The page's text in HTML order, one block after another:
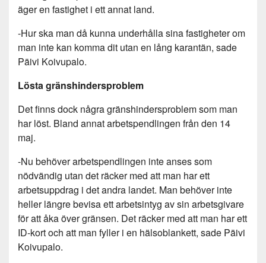
äger en fastighet i ett annat land.
-Hur ska man då kunna underhålla sina fastigheter om
man inte kan komma dit utan en lång karantän, sade
Päivi Koivupalo.
Lösta gränshindersproblem
Det finns dock några gränshindersproblem som man
har löst. Bland annat arbetspendlingen från den 14
maj.
-Nu behöver arbetspendlingen inte anses som
nödvändig utan det räcker med att man har ett
arbetsuppdrag i det andra landet. Man behöver inte
heller längre bevisa ett arbetsintyg av sin arbetsgivare
för att åka över gränsen. Det räcker med att man har ett
ID-kort och att man fyller i en hälsoblankett, sade Päivi
Koivupalo.